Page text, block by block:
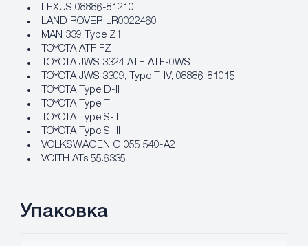
LEXUS 08886-81210
LAND ROVER LR0022460
MAN 339 Type Z1
TOYOTA ATF FZ
TOYOTA JWS 3324 ATF, ATF-0WS
TOYOTA JWS 3309, Type T-IV, 08886-81015
TOYOTA Type D-II
TOYOTA Type T
TOYOTA Type S-II
TOYOTA Type S-III
VOLKSWAGEN G 055 540-A2
VOITH ATs 55.6335
Упаковка